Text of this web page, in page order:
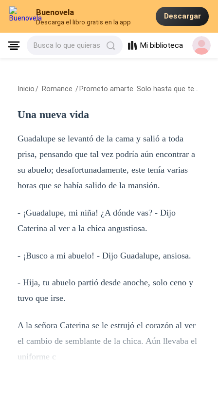
Buenovela
Descarga el libro gratis en la app
Descargar
Busca lo que quieras Mi biblioteca
Inicio / Romance / Prometo amarte. Solo hasta que tenga que decirte adiós
Una nueva vida
Guadalupe se levantó de la cama y salió a toda
prisa, pensando que tal vez podría aún encontrar a
su abuelo; desafortunadamente, este tenía varias
horas que se había salido de la mansión.
- ¡Guadalupe, mi niña! ¿A dónde vas? - Dijo
Caterina al ver a la chica angustiosa.
- ¡Busco a mi abuelo! - Dijo Guadalupe, ansiosa.
- Hija, tu abuelo partió desde anoche, solo ceno y
tuvo que irse.
A la señora Caterina se le estrujó el corazón al ver
el cambio de semblante de la chica. Aún llevaba el
uniforme c